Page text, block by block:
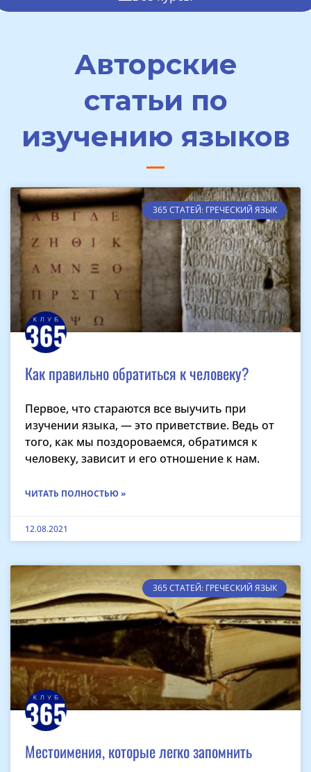
Авторские
статьи по
изучению языков
365 СТАТЕЙ: ГРЕЧЕСКИЙ ЯЗЫК
Как правильно обратиться к человеку?
Первое, что стараются все выучить при
изучении языка, — это приветствие. Ведь от
того, как мы поздороваемся, обратимся к
человеку, зависит и его отношение к нам.
ЧИТАТЬ ПОЛНОСТЬЮ »
12.08.2021
365 СТАТЕЙ: ГРЕЧЕСКИЙ ЯЗЫК
Местоимения, которые легко запомнить